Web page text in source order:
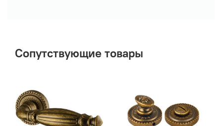
Сопутствующие товары